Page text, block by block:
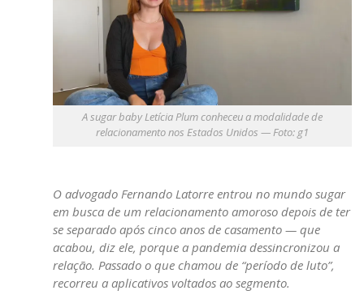
A sugar baby Letícia Plum conheceu a modalidade de
relacionamento nos Estados Unidos — Foto: g1
O advogado Fernando Latorre entrou no mundo sugar
em busca de um relacionamento amoroso depois de ter
se separado após cinco anos de casamento — que
acabou, diz ele, porque a pandemia dessincronizou a
relação. Passado o que chamou de “período de luto”,
recorreu a aplicativos voltados ao segmento.